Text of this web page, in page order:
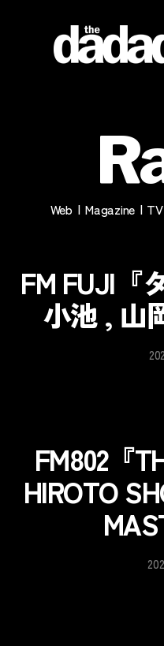
Web Magazine TV
FM FUJI『
小池 , 山
FM802『
HIROTO